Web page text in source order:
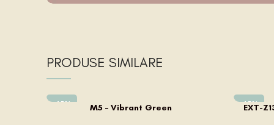
PRODUSE SIMILARE
-15%
ADAUGĂ ÎN COȘM5 – Vibrant Green -15%
ADAUGĂ
EXT-